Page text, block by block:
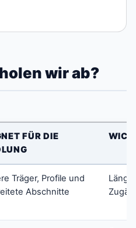
wir ab?
FÜR DIE
Träger, Profile und
Abschnitte